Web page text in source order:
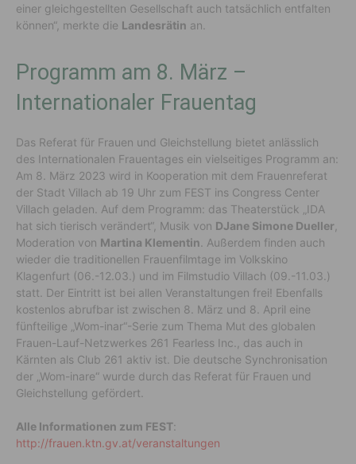
einer gleichgestellten Gesellschaft auch tatsächlich entfalten
können“, merkte die Landesrätin an.
Programm am 8. März –
Internationaler Frauentag
Das Referat für Frauen und Gleichstellung bietet anlässlich
des Internationalen Frauentages ein vielseitiges Programm an:
Am 8. März 2023 wird in Kooperation mit dem Frauenreferat
der Stadt Villach ab 19 Uhr zum FEST ins Congress Center
Villach geladen. Auf dem Programm: das Theaterstück „IDA
hat sich tierisch verändert“, Musik von DJane Simone Dueller
Moderation von Martina Klementin . Außerdem finden auch
wieder die traditionellen Frauenfilmtage im Volkskino
Klagenfurt (06.-12.03.) und im Filmstudio Villach (09.-11.03.)
statt. Der Eintritt ist bei allen Veranstaltungen frei! Ebenfalls
kostenlos abrufbar ist zwischen 8. März und 8. April eine
fünfteilige „Wom-inar“-Serie zum Thema Mut des globalen
Frauen-Lauf-Netzwerkes 261 Fearless Inc., das auch in
Kärnten als Club 261 aktiv ist. Die deutsche Synchronisation
der „Wom-inare“ wurde durch das Referat für Frauen und
Gleichstellung gefördert.
Alle Informationen zum FEST:
http://frauen.ktn.gv.at/veranstaltungen